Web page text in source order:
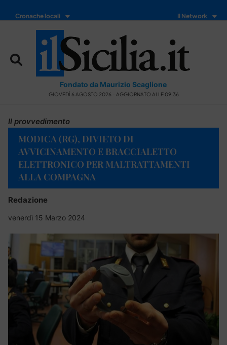
Cronache locali Il Network
Fondato da Maurizio Scaglione
GIOVEDÌ 6 AGOSTO 2026 - AGGIORNATO ALLE 09:36
Il provvedimento
MODICA (RG), DIVIETO DI
AVVICINAMENTO E BRACCIALETTO
ELETTRONICO PER MALTRATTAMENTI
ALLA COMPAGNA
Redazione
venerdì 15 Marzo 2024